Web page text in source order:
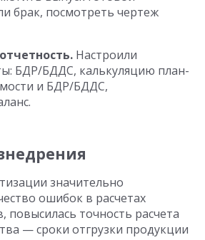
брак, посмотреть чертеж
Настроили
БДР/БДДС, калькуляцию план-
и БДР/БДДС,
значительно
ошибок в расчетах
повысилась точность расчета
— сроки отгрузки продукции